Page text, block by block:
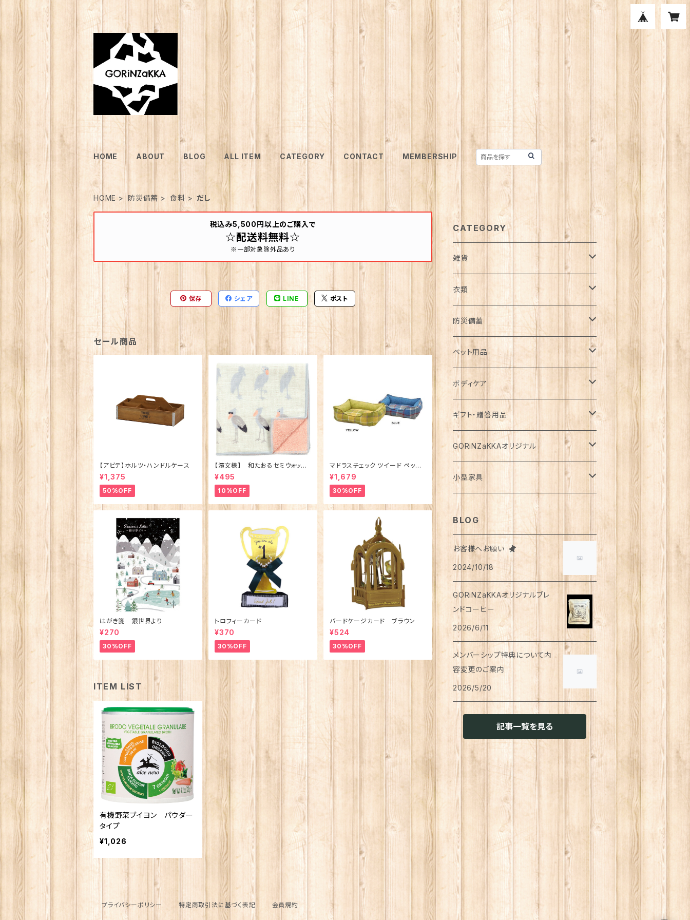
HOME ABOUT BLOG ALL ITEM CATEGORY CONTACT MEMBERSHIP
HOME 防災備蓄 食料 だし
税込み5,500円以上のご購入で
☆配送料無料☆
※一部対象除外品あり
保存 シェア LINE ポスト
セール商品
【アビテ】ホルツ・ハンドルケース
¥1,375
50%OFF
【濱文様】 和たおるセミウォッシ
ュ ごきげんハシビロコウ (日本
製)
¥495
10%OFF
マドラスチェック ツイード ペット
ベッド（犬猫用）M
¥1,679
30%OFF
はがき箋 銀世界より
¥270
30%OFF
トロフィーカード
¥370
30%OFF
バードケージカード ブラウン
¥524
30%OFF
ITEM LIST
有機野菜ブイヨン パウダー
タイプ
¥1,026
CATEGORY
雑貨
日用品雑貨
インテリア
カゴ・バスケット
エコバッグ
花瓶
鏡
お風呂・ランドリー
タオル
スリッパ
マスク
ハンドソープ
アロマ・お香
トラベルセット
カレンダー
ファブリック・マルチカバー
ブランケット
造花・アーティフィシャルグリーン
扇風機・ハンディファン
服飾雑貨
帽子
アクセサリー
マフラー・ストール
ブランケット
バッグ
スマホショルダーバッグ
ポーチ
お財布・カード入れ
手袋・アームカバー
ハンカチ
てぬぐい
キーホルダー
メガネ・メガネケース
傘
レインコート
靴
ブーツ
サンダル・スリッポン
キッチン雑貨
食器
お箸
カトラリー
ストロー
グラス
マグカップ
コースター
お皿
箸置き
ふきん
保存容器
調味料入れ
ボトル
ガーデン雑貨
ジョウロ
鉢
はさみ
ステーショナリー
紙類
ノート
カード
メモ帳
便箋
スケジュール帳
はさみ
ふせん
ポチ袋
マスキングテープ
スタンプ
マグネット
計算機
その他
ミニチュア
アウトドア
手芸用品
衣類
アウター
コート
ダウン
ジャケット
パーカー・ウィンドブレーカー
カーディガン
ブルゾン
トップス
長袖
半袖
五分丈、七分丈
ニット
ボトムス
スカート
キュロット
ワイドパンツ
ワンピース・チュニック
ルームウェア・パジャマ
アンダーウェア
レッグウェア
タイツ
足首ウォーマー
メンズ
ボトムス
アウター
ジャケット
トップス
防災備蓄
防災用品
下着
食器・カトラリー
バッテリー
ブランケット・寝具
食料
パックご飯
お餅
麺類
カレー
味噌汁・スープ
お茶漬け
だし
お菓子
プロテイン
パスタ
飲料
水・炭酸水
ジュース
コーヒー
ハーブティー
希釈飲料
ペーパー類
トイレットペーパー
ティッシュペーパー
ライト
ろうそく
ペット用品
ドライフード
犬用
猫用
メダカ
ウェットフード
無添加・手作り（犬用）
猫用
缶詰
犬用
猫用
レトルト食品
犬用
猫用
おやつ
猫用
犬猫共通
食器
犬用
猫用
衣類・服飾雑貨
犬用
猫用
犬用
ボディケア
猫用
ベッド
猫用
犬猫兼用
サプリメント
犬
猫
犬猫共通
ボディケア
基礎化粧品
化粧水
乳液
医薬部外品
メイク用品
ボディーソープ
ヘアケア
シャンプー
リンスインシャンプー
トリートメント
せっけん
洗顔
ハンドクリーム
入浴剤・バスボム
ギフト・贈答用品
食品・飲料
食器類
タオル
洗剤
防災用品
ラッピング資材
GORiNZaKKAオリジナル
アパレル
Tシャツ
アクセサリー
イヤリング・ノンホールピアス
リング
飲料
珈琲
小型家具
スツール
BLOG
お客様へお願い
2024/10/18
GORiNZaKKAオリジナルブレ
ンドコーヒー
2026/6/11
メンバーシップ特典について内
容変更のご案内
2026/5/20
記事一覧を見る
プライバシーポリシー 特定商取引法に基づく表記 会員規約